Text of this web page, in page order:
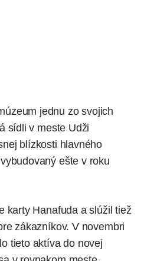
jednu zo svojich
sídli v meste Udži
blízkosti hlavného
ešte v roku
karty Hanafuda a slúžil tiež
zákazníkov. V novembri
tieto aktíva do novej